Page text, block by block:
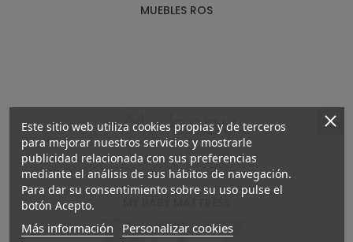
MUEBLES ROS
Este sitio web utiliza cookies propias y de terceros
para mejorar nuestros servicios y mostrarle
publicidad relacionada con sus preferencias
mediante el análisis de sus hábitos de navegación.
Para dar su consentimiento sobre su uso pulse el
botón Acepto.
Más información Personalizar cookies